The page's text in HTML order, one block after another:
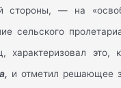
— на
сельского
характеризовал это,
и отметил решающее